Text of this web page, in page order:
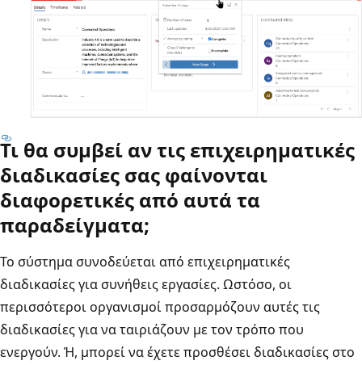
Τι θα συμβεί αν τις επιχειρηματικές
διαδικασίες σας φαίνονται
διαφορετικές από αυτά τα
παραδείγματα;
Το σύστημα συνοδεύεται από επιχειρηματικές
διαδικασίες για συνήθεις εργασίες. Ωστόσο, οι
περισσότεροι οργανισμοί προσαρμόζουν αυτές τις
διαδικασίες για να ταιριάζουν με τον τρόπο που
ενεργούν. Ή, μπορεί να έχετε προσθέσει διαδικασίες στο